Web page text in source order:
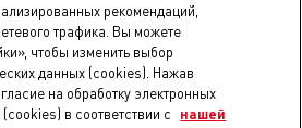
июля 2025 г., № регистрации 754731.
г., № регистрации 206019, адрес ресурса:
ресурса: Унитарное предприятие
Проверить регистрацию.
УНП 190806803, регистрация №190806803,
Общество с ограниченной ответственностью
рекомендаций,
трафика. Вы можете
чтобы изменить выбор
данных (cookies). Нажав
на обработку электронных
в соответствии с
нашей